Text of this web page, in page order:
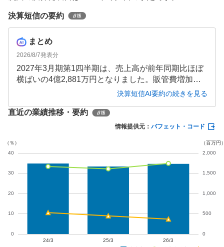
決算短信の要約
まとめ
2026/8/7発表分
2027年3月期第1四半期は、売上高が前年同期比ほぼ
横ばいの4億2,881万円となりました。販管費増加に
より営業利益は同4.9%減となったものの、為替差益
もあり最終利益は同19.7%増の1億3,841万円と大幅増
決算短信AI要約の続きを見る
直近の業績推移・要約
情報提供元： バフェット・コード